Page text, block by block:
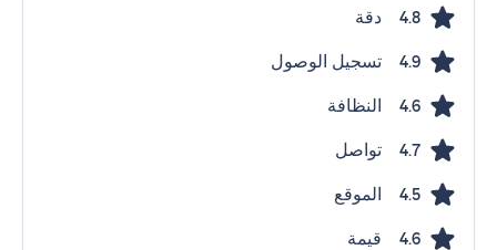
4.8 دقة
4.9 تسجيل الوصول
4.6 النظافة
4.7 تواصل
4.5 الموقع
4.6 قيمة